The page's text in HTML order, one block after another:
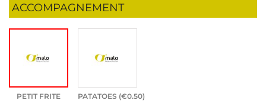
ACCOMPAGNEMENT
PETIT FRITE PATATOES (€0.50)